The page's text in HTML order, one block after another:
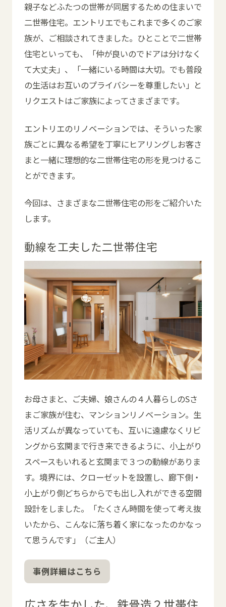
親子などふたつの世帯が同居するための住まいで
二世帯住宅。エントリエでもこれまで多くのご家
族が、ご相談されてきました。ひとことで二世帯
住宅といっても、「仲が良いのでドアは分けなく
て大丈夫」、「一緒にいる時間は大切。でも普段
の生活はお互いのプライバシーを尊重したい」と
リクエストはご家族によってさまざまです。
エントリエのリノベーションでは、そういった家
族ごとに異なる希望を丁寧にヒアリングしお客さ
まと一緒に理想的な二世帯住宅の形を見つけるこ
とができます。
今回は、さまざまな二世帯住宅の形をご紹介いた
します。
動線を工夫した二世帯住宅
お母さまと、ご夫婦、娘さんの４人暮らしのSさ
まご家族が住む、マンションリノベーション。生
活リズムが異なっていても、互いに遠慮なくリビ
ングから玄関まで行き来できるように、小上がり
スペースもいれると玄関まで３つの動線がありま
す。境界には、クローゼットを設置し、廊下側・
小上がり側どちらからでも出し入れができる空間
設計をしました。「たくさん時間を使って考え抜
いたから、こんなに落ち着く家になったのかなっ
て思うんです」（ご主人）
事例詳細はこちら